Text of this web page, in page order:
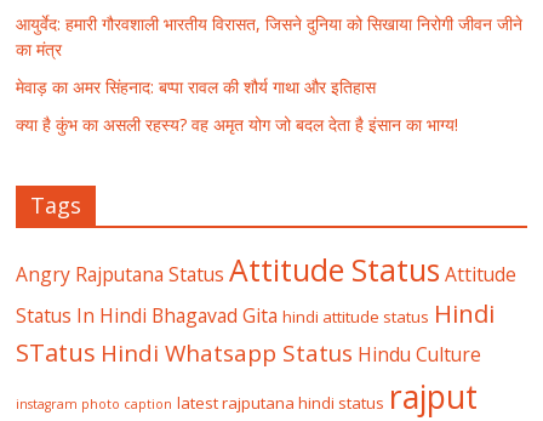
आयुर्वेद: हमारी गौरवशाली भारतीय विरासत, जिसने दुनिया को सिखाया निरोगी जीवन जीने
का मंत्र
मेवाड़ का अमर सिंहनाद: बप्पा रावल की शौर्य गाथा और इतिहास
क्या है कुंभ का असली रहस्य? वह अमृत योग जो बदल देता है इंसान का भाग्य!
Tags
Angry Rajputana Status Attitude Status Attitude
Status In Hindi Bhagavad Gita hindi attitude status Hindi
STatus Hindi Whatsapp Status Hindu Culture
instagram photo caption latest rajputana hindi status rajput